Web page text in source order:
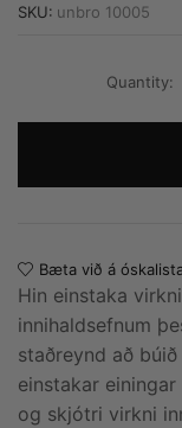
SKU: unbro 10005
Bæta við á
Hin einstaka virkni
innihaldsefnum
staðreynd að
einstakar
og skjótri virkni